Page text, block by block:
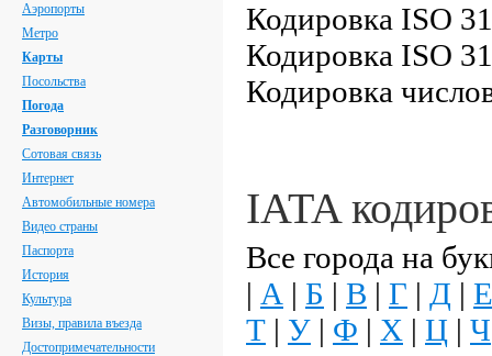
Аэропорты
Метро
Карты
Посольства
Погода
Разговорник
Сотовая связь
Интернет
Автомобильные номера
Видео страны
Паспорта
История
Культура
Визы, правила въезда
Достопримечательности
Кодировка ISO
Кодировка ISO
Кодировка
IATA
Все города на
| А | Б | В | Г | Д | Е
Т | У | Ф | Х | Ц | Ч